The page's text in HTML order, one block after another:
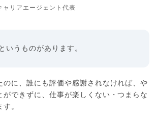
ャリアエージェント代表
いうものがあります。
のに、誰にも評価や感謝されなければ、や
ができずに、仕事が楽しくない・つまらな
。